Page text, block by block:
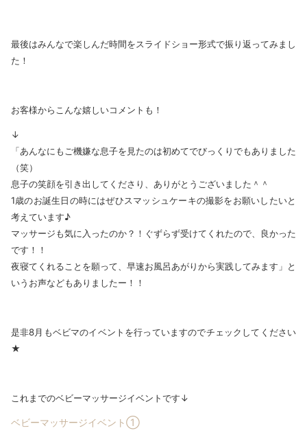
最後はみんなで楽しんだ時間をスライドショー形式で振り返ってみまし
た！
お客様からこんな嬉しいコメントも！
↓
「あんなにもご機嫌な息子を見たのは初めてでびっくりでもありました
（笑）
息子の笑顔を引き出してくださり、ありがとうございました＾＾
1歳のお誕生日の時にはぜひスマッシュケーキの撮影をお願いしたいと
考えています♪
マッサージも気に入ったのか？！ぐずらず受けてくれたので、良かった
です！！
夜寝てくれることを願って、早速お風呂あがりから実践してみます」と
いうお声などもありましたー！！
是非8月もベビマのイベントを行っていますのでチェックしてください
★
これまでのベビーマッサージイベントです↓
ベビーマッサージイベント①